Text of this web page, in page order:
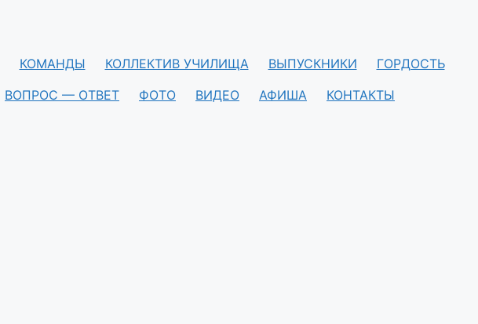
КОМАНДЫ КОЛЛЕКТИВ УЧИЛИЩА ВЫПУСКНИКИ
ГОРДОСТЬ
ВОПРОС — ОТВЕТ ФОТО ВИДЕО АФИША КОНТАКТЫ